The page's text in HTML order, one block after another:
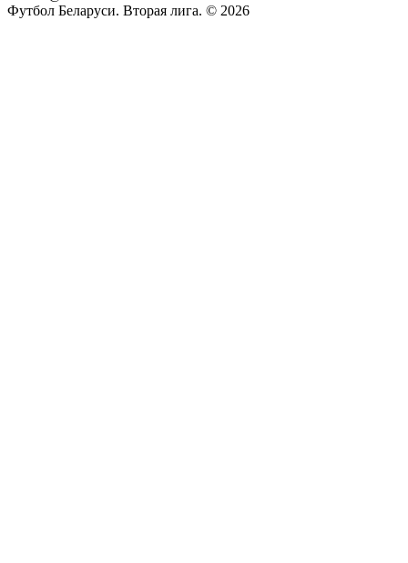
Футбол Беларуси. Вторая лига. © 2026